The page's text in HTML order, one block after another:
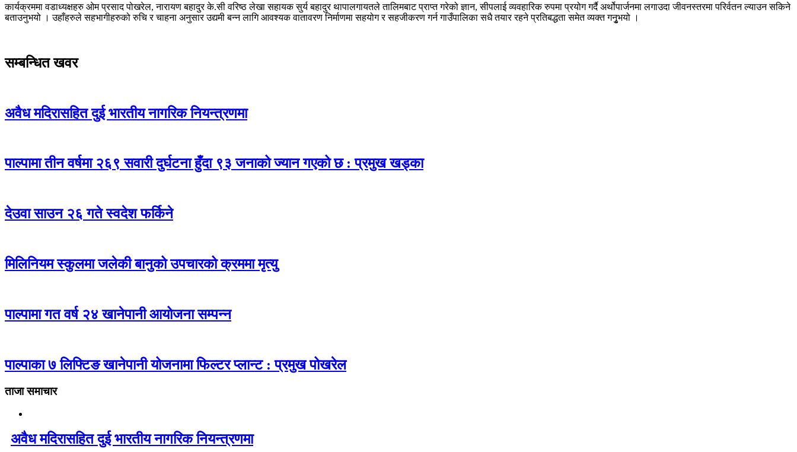
कार्यक्रममा वडाध्यक्षहरु ओम प्रसाद पोखरेल, नारायण बहादुर के.सी वरिष्ठ लेखा सहायक सुर्य बहादुर थापालगायतले तालिमबाट प्राप्त गरेको ज्ञान, सीपलाई व्यवहारिक रुपमा प्रयोग गर्दै अर्थोपार्जनमा लगाउदा जीवनस्तरमा परिर्वतन ल्याउन सकिने
बताउनुभयो । उहाँहरुले सहभागीहरुको रुचि र चाहना अनुसार उद्यमी बन्न लागि आवश्यक वातावरण निर्माणमा सहयोग र सहजीकरण गर्न गाउँपालिका सधै तयार रहने प्रतिबद्धता समेत व्यक्त गनुृभयो ।
सम्बन्धित खवर
अवैध मदिरासहित दुई भारतीय नागरिक नियन्त्रणमा
पाल्पामा तीन वर्षमा २६९ सवारी दुर्घटना हुँदा ९३ जनाको ज्यान गएको छ : प्रमुख खड्का
देउवा साउन २६ गते स्वदेश फर्किने
मिलिनियम स्कुलमा जलेकी बानुको उपचारको क्रममा मृत्यु
पाल्पामा गत वर्ष २४ खानेपानी आयोजना सम्पन्न
पाल्पाका ७ लिफ्टिङ खानेपानी योजनामा फिल्टर प्लान्ट : प्रमुख पोखरेल
ताजा समाचार
अवैध मदिरासहित दुई भारतीय नागरिक नियन्त्रणमा